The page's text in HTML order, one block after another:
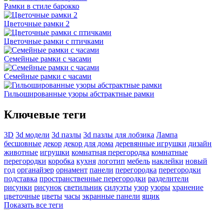
Рамки в стиле барокко
Цветочные рамки 2
Цветочные рамки с птичками
Семейные рамки с часами
Семейные рамки с часами
Гильошированные узоры абстрактные рамки
Ключевые теги
3D 3d модели 3d пазлы 3d пазлы для лобзика Лампа
бесшовные декор декор для дома деревянные игрушки дизайн
животные игрушки комнатная перегородка комнатные
перегородки коробка кухня логотип мебель наклейки новый
год органайзер орнамент панели перегородка перегородки
подставка пространственные перегородки разделители
рисунки рисунок светильник силуэты узор узоры хранение
цветочные цветы часы экранные панели ящик
Показать все теги